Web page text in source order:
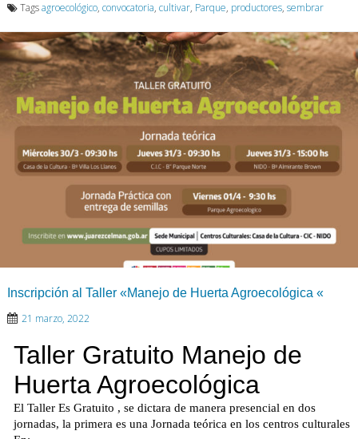
Tagsagroecológico, convocatoria, cultivar, Parque, productores, sembrar
Inscripción al Taller «Manejo de Huerta Agroecológica «
21 marzo, 2022